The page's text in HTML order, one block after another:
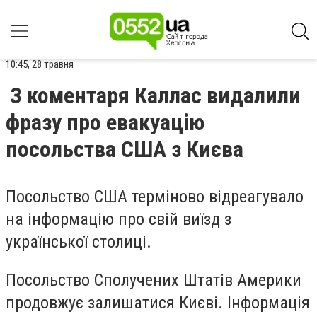
10:45, 28 травня
З коментаря Каллас видалили
фразу про евакуацію
посольства США з Києва
Посольство США терміново відреагувало
на інформацію про свій виїзд з
української столиці.
Посольство Сполучених Штатів Америки
продовжує залишатися Києві. Інформація